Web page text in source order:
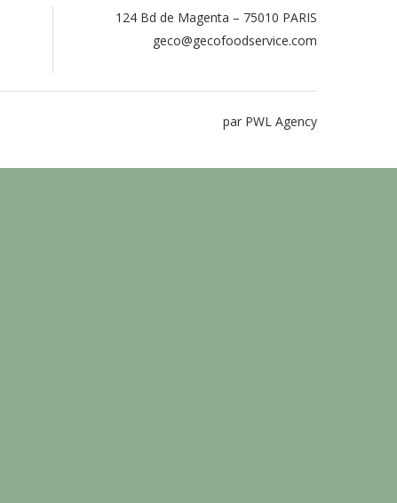
124 Bd de Magenta – 75010 PARIS
geco@gecofoodservice.com
par PWL Agency